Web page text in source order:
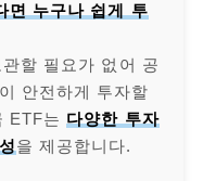
면 누구나 쉽게 투
할 필요가 없어 공
안전하게 투자할
ETF는 다양한 투자
을 제공합니다.